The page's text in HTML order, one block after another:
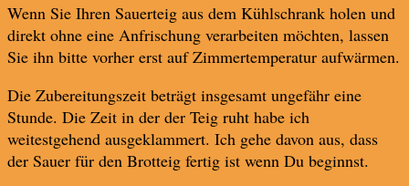
Wenn Sie Ihren Sauerteig aus dem Kühlschrank holen und
direkt ohne eine Anfrischung verarbeiten möchten, lassen
Sie ihn bitte vorher erst auf Zimmertemperatur aufwärmen.
Die Zubereitungszeit beträgt insgesamt ungefähr eine
Stunde. Die Zeit in der der Teig ruht habe ich
weitestgehend ausgeklammert. Ich gehe davon aus, dass
der Sauer für den Brotteig fertig ist wenn Du beginnst.